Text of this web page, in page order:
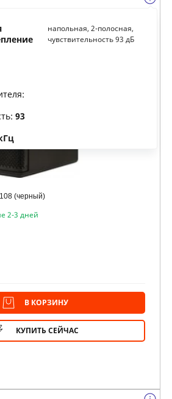
(черный)
2-3 дней
93
напольная, 2-полосная,
чувствительность 93 дБ
В КОРЗИНУ
КУПИТЬ СЕЙЧАС